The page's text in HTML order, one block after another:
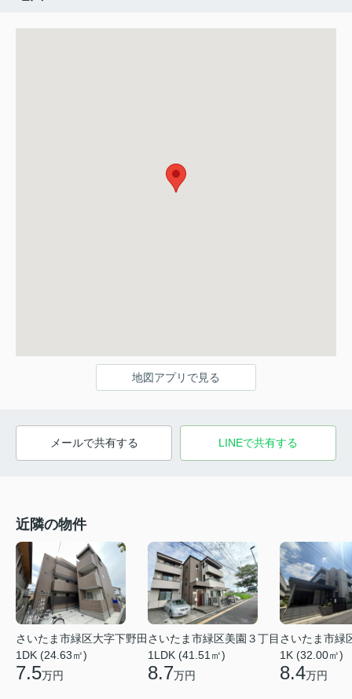
地図アプリで見る
メールで共有する LINEで共有する
近隣の物件
さいたま市緑区大字下野田
1DK (24.63㎡)
7.5万円
さいたま市緑区美園３丁目
1LDK (41.51㎡)
8.7万円
さいたま市緑
1K (32.00㎡)
8.4万円